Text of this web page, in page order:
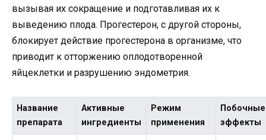
вызывая их сокращение и подготавливая их к
выведению плода. Прогестерон, с другой стороны,
блокирует действие прогестерона в организме, что
приводит к отторжению оплодотворенной
яйцеклетки и разрушению эндометрия.
Название
препарата
Активные
ингредиенты
Режим
применения
Побочные
эффекты